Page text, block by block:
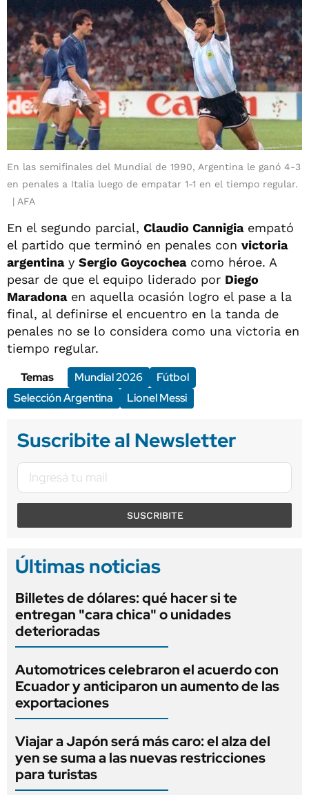
En las semifinales del Mundial de 1990, Argentina le ganó 4-3
en penales a Italia luego de empatar 1-1 en el tiempo regular.
AFA
En el segundo parcial, Claudio Cannigiaempató
el partido que terminó en penales con victoria
argentinay Sergio Goycocheacomo héroe. A
pesar de que el equipo liderado por Diego
Maradonaen aquella ocasión logro el pase a la
final, al definirse el encuentro en la tanda de
penales no se lo considera como una victoria en
tiempo regular.
Temas
Mundial 2026
Fútbol
Selección Argentina
Lionel Messi
Suscribite al Newsletter
SUSCRIBITE
Últimas noticias
Billetes de dólares: qué hacer si te
entregan "cara chica" o unidades
deterioradas
Automotrices celebraron el acuerdo con
Ecuador y anticiparon un aumento de las
exportaciones
Viajar a Japón será más caro: el alza del
yen se suma a las nuevas restricciones
para turistas